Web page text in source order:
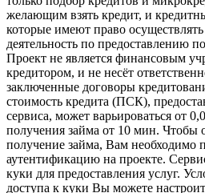
желающим взять кредит, и
которые имеют право
деятельность по предоставлению
Проект не является финансовым
кредитором, и не несёт
заключенные договоры
стоимость кредита (ПСК),
сервиса, может варьироваться от
получения займа от 10 мин. Чтобы
получение займа, Вам необходимо
аутентификацию на проекте.
куки для предоставления услуг.
доступа к куки Вы можете